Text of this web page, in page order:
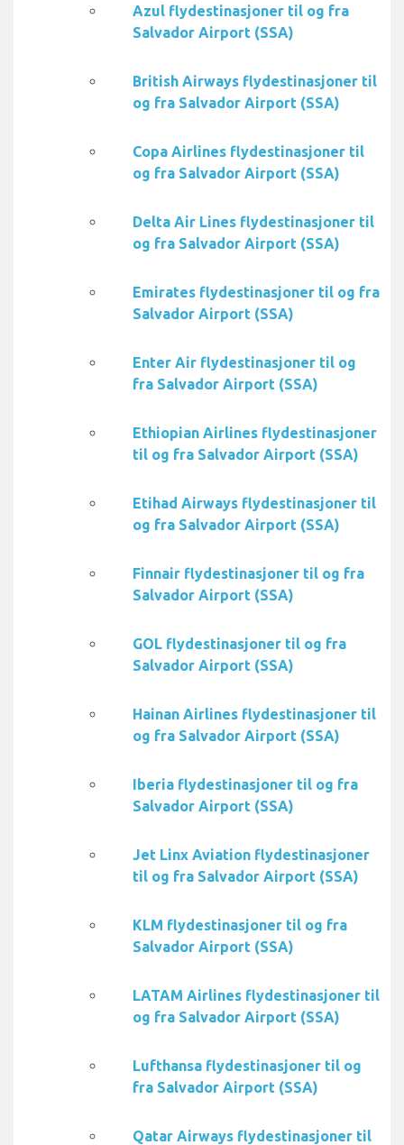
Azul flydestinasjoner til og fra
Salvador Airport (SSA)
British Airways flydestinasjoner til
og fra Salvador Airport (SSA)
Copa Airlines flydestinasjoner til
og fra Salvador Airport (SSA)
Delta Air Lines flydestinasjoner til
og fra Salvador Airport (SSA)
Emirates flydestinasjoner til og fra
Salvador Airport (SSA)
Enter Air flydestinasjoner til og
fra Salvador Airport (SSA)
Ethiopian Airlines flydestinasjoner
til og fra Salvador Airport (SSA)
Etihad Airways flydestinasjoner til
og fra Salvador Airport (SSA)
Finnair flydestinasjoner til og fra
Salvador Airport (SSA)
GOL flydestinasjoner til og fra
Salvador Airport (SSA)
Hainan Airlines flydestinasjoner til
og fra Salvador Airport (SSA)
Iberia flydestinasjoner til og fra
Salvador Airport (SSA)
Jet Linx Aviation flydestinasjoner
til og fra Salvador Airport (SSA)
KLM flydestinasjoner til og fra
Salvador Airport (SSA)
LATAM Airlines flydestinasjoner til
og fra Salvador Airport (SSA)
Lufthansa flydestinasjoner til og
fra Salvador Airport (SSA)
Qatar Airways flydestinasjoner til